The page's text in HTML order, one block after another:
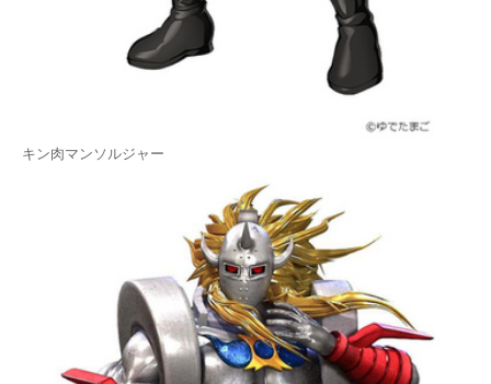
キン肉マンソルジャー